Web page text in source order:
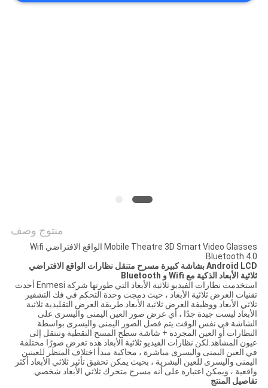
منتوج وصف
Mobile Theatre 3D Smart Video Glasses الواقع الافتراضي Wifi
Bluetooth 4.0
Android LCD بشاشة كبيرة مسرح متنقل نظارات الواقع الافتراضي
ثلاثية الأبعاد الذكية مع Wifi و Bluetooth
استخدمت نظارات الفيديو ثلاثية الأبعاد التي طورتها شركة Enmesi أحدث
تقنيات العرض ثلاثية الأبعاد ، حيث دمجت وحدة التحكم في فك التشفير
ثلاثي الأبعاد ووظيفة العرض ثلاثية الأبعاد.طريقة العرض التقليدية ثلاثية
الأبعاد ليست جيدة جدًا ، أي عرض صور العين اليمنى واليسرى على
الشاشة في نفس الوقت.يتم فصل الصور اليمنى واليسرى بواسطة
النظارات أو العين المجردة + شاشة سطح المسح النقطية وتنتقل إلى
عيون المشاهد.لكن نظارات الفيديو ثلاثية الأبعاد هذه تعرض صورًا مختلفة
في العين اليمنى واليسرى مباشرة ، محاكية مبدأ اختلاف المنظر للعينين
اليمنى واليسرى للعين البشرية ، بحيث يمكن تحقيق تأثير ثلاثي الأبعاد أكثر
واقعية ، ويمكن اعتباره على أنه مسرح متحرك ثلاثي الأبعاد شخصي.
تفاصيل المنتج